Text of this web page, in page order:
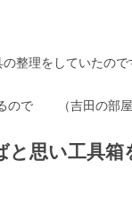
整理をしていたので
ので （吉田の部屋
思い工具箱